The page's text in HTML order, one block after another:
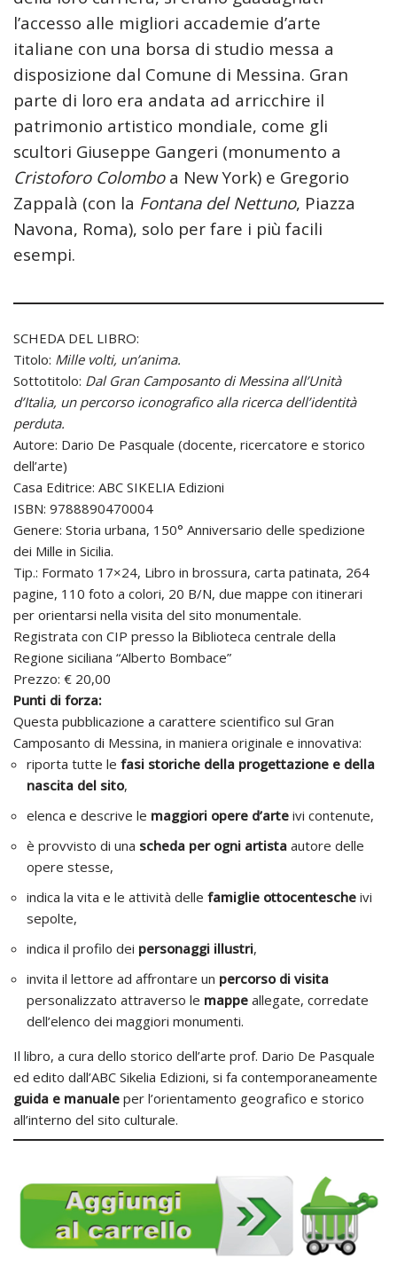
l’accesso alle migliori accademie d’arte
italiane con una borsa di studio messa a
disposizione dal Comune di Messina. Gran
parte di loro era andata ad arricchire il
patrimonio artistico mondiale, come gli
scultori Giuseppe Gangeri (monumento a
Cristoforo Colomboa New York) e Gregorio
Zappalà (con la Fontana del Nettuno, Piazza
Navona, Roma), solo per fare i più facili
esempi.
SCHEDA DEL LIBRO:
Titolo: Mille volti, un’anima.
Sottotitolo: Dal Gran Camposanto di Messina all’Unità
d’Italia, un percorso iconografico alla ricerca dell’identità
perduta.
Autore: Dario De Pasquale (docente, ricercatore e storico
dell’arte)
Casa Editrice: ABC SIKELIA Edizioni
ISBN: 9788890470004
Genere: Storia urbana, 150° Anniversario delle spedizione
dei Mille in Sicilia.
Tip.: Formato 17×24, Libro in brossura, carta patinata, 264
pagine, 110 foto a colori, 20 B/N, due mappe con itinerari
per orientarsi nella visita del sito monumentale.
Registrata con CIP presso la Biblioteca centrale della
Regione siciliana “Alberto Bombace”
Prezzo: € 20,00
Punti di forza:
Questa pubblicazione a carattere scientifico sul Gran
Camposanto di Messina, in maniera originale e innovativa:
riporta tutte le fasi storiche della progettazione e della
nascita del sito,
elenca e descrive le maggiori opere d’arte ivi contenute,
è provvisto di una scheda per ogni artista autore delle
opere stesse,
indica la vita e le attività delle famiglie ottocentesche ivi
sepolte,
indica il profilo dei personaggi illustri,
invita il lettore ad affrontare un percorso di visita
personalizzato attraverso le mappe allegate, corredate
dell’elenco dei maggiori monumenti.
Il libro, a cura dello storico dell’arte prof. Dario De Pasquale
ed edito dall’ABC Sikelia Edizioni, si fa contemporaneamente
guida e manuale per l’orientamento geografico e storico
all’interno del sito culturale.